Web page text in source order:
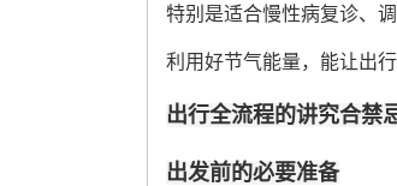
特别是适合慢性病复诊、
利用好节气能量，能让出
出行全流程的讲究合禁
出发前的必要准备